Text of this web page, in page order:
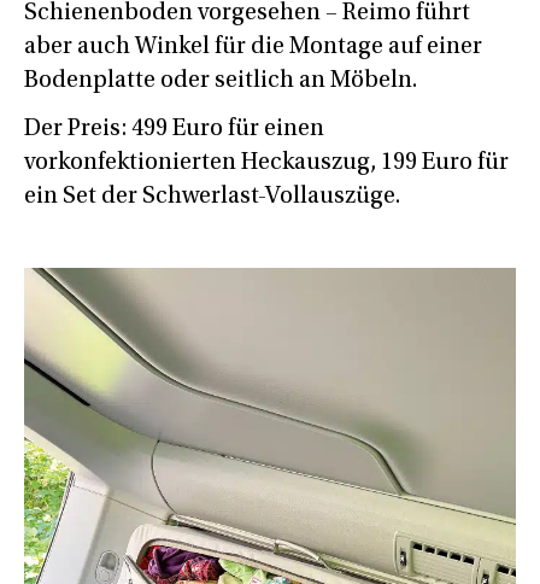
Schienenboden vorgesehen – Reimo führt
aber auch Winkel für die Montage auf einer
Bodenplatte oder seitlich an Möbeln.
Der Preis: 499 Euro für einen
vorkonfektionierten Heckauszug, 199 Euro für
ein Set der Schwerlast-Vollauszüge.